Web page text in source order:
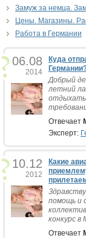
Замуж за немца.
Цены. Магазины.
Работа в Германии
06.08
2014
Куда
Добрый
летний
Отвечает
Эксперт:
10.12
2012
Какие
помощь и
конкурс в
Отвечает